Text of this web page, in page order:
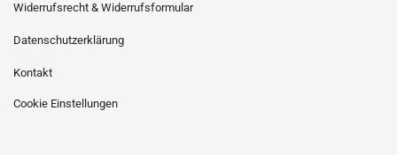
Widerrufsrecht & Widerrufsformular
Datenschutzerklärung
Kontakt
Cookie Einstellungen